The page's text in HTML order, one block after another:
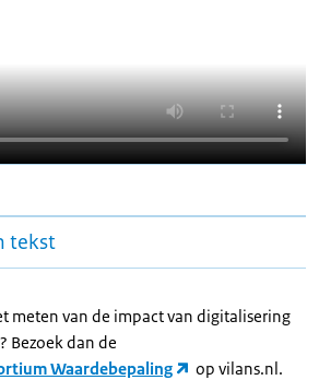
tekst
meten van de impact van digitalisering
Bezoek dan de
Waardebepaling
op vilans.nl.